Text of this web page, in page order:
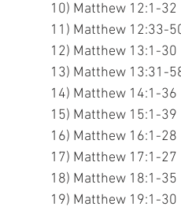
10) Matthew 12:1-32
11) Matthew 12:33-
12) Matthew 13:1-30
13) Matthew 13:31-
14) Matthew 14:1-36
15) Matthew 15:1-39
16) Matthew 16:1-28
17) Matthew 17:1-27
18) Matthew 18:1-35
19) Matthew 19:1-30